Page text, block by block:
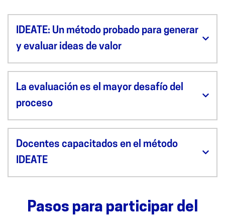
IDEATE: Un método probado para generar
y evaluar ideas de valor
La evaluación es el mayor desafío del
proceso
Docentes capacitados en el método
IDEATE
Pasos para participar del